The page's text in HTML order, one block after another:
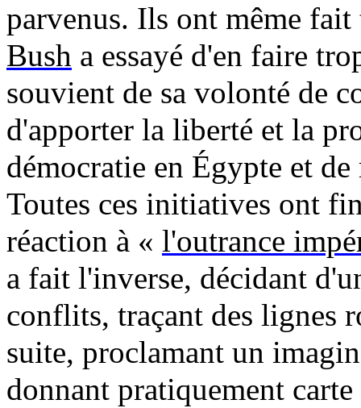
parvenus. Ils ont même
Bush a essayé d'en faire
souvient de sa volonté de
d'apporter la liberté et la
démocratie en Égypte et
Toutes ces initiatives ont
réaction à « l'outrance
a fait l'inverse, décidant
conflits, traçant des lignes
suite, proclamant un
donnant pratiquement